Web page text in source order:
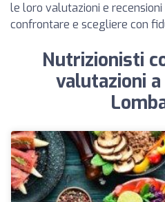
le loro valutazioni e
confrontare e scegliere con
Nutrizionisti
valutazioni